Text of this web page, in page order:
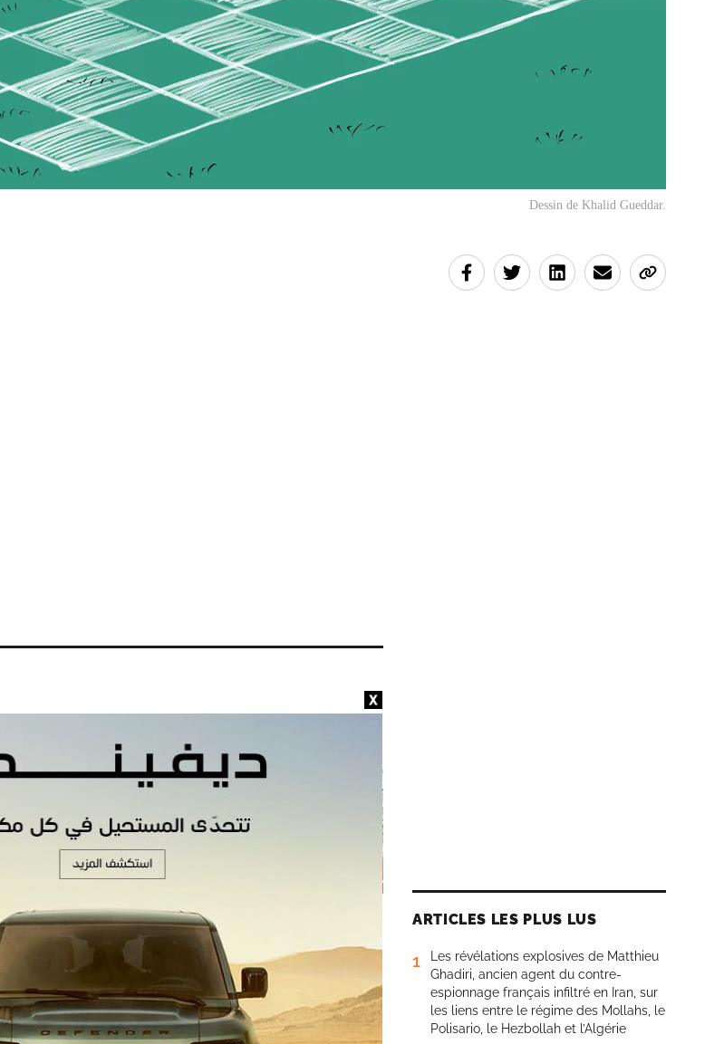
Dessin de Khalid Gueddar.
de Gueddar.
président
d’une junte
commandes
MÉDIAS
L’œil de Gueddar. Le
Maroc, numéro un de
l’industrie africaine
ARTICLES LES PLUS LUS
1
Les révélations explosives de Matthieu
Ghadiri, ancien agent du contre-
espionnage français infiltré en Iran, sur
les liens entre le régime des Mollahs, le
Polisario, le Hezbollah et l’Algérie